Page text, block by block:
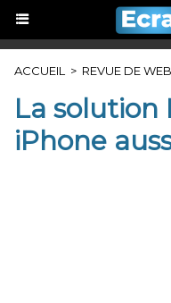
ACCUEIL > REVUE DE WEB
La solution
iPhone